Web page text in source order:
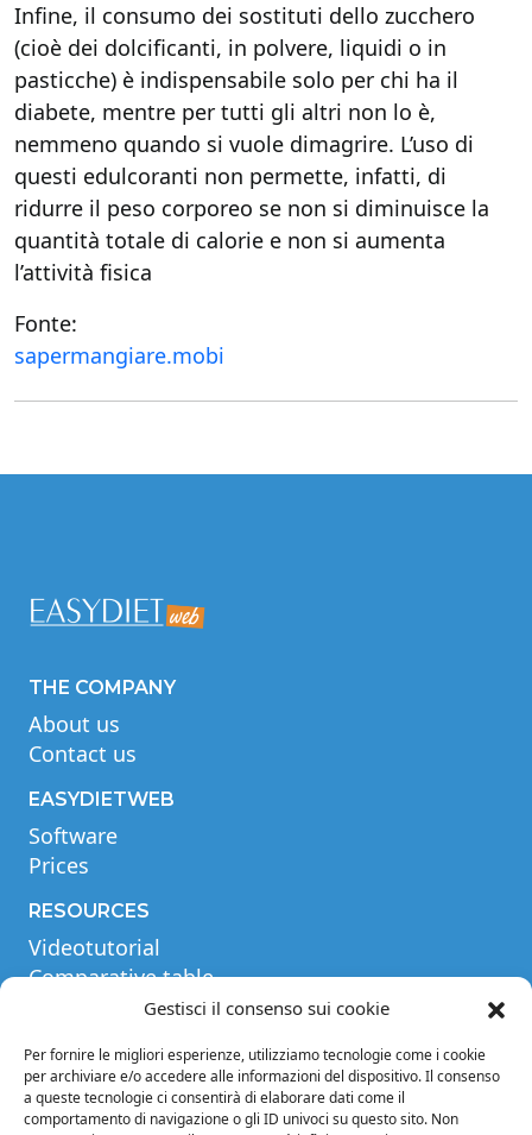
Gestisci il consenso sui cookie
Per fornire le migliori esperienze, utilizziamo tecnologie come i cookie
per archiviare e/o accedere alle informazioni del dispositivo. Il consenso
a queste tecnologie ci consentirà di elaborare dati come il
comportamento di navigazione o gli ID univoci su questo sito. Non
Infine, il consumo dei sostituti dello zucchero
(cioè dei dolcificanti, in polvere, liquidi o in
pasticche) è indispensabile solo per chi ha il
diabete, mentre per tutti gli altri non lo è,
nemmeno quando si vuole dimagrire. L’uso di
questi edulcoranti non permette, infatti, di
ridurre il peso corporeo se non si diminuisce la
quantità totale di calorie e non si aumenta
l’attività fisica
Fonte:
sapermangiare.mobi
THE COMPANY
About us
Contact us
EASYDIETWEB
Software
Prices
RESOURCES
Videotutorial
Comparative table
INFORMATION
Legal notices